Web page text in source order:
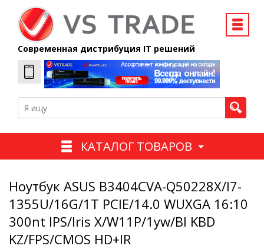
Современная дистрибуция IT решений
КАТАЛОГ ТОВАРОВ
Ноутбук ASUS B3404CVA-Q50228X/I7-
1355U/16G/1T PCIE/14.0 WUXGA 16:10
300nt IPS/Iris X/W11P/1yw/Bl KBD
KZ/FPS/CMOS HD+IR